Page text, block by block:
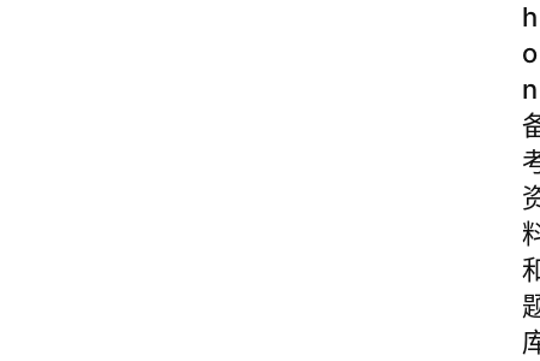
h
o
n